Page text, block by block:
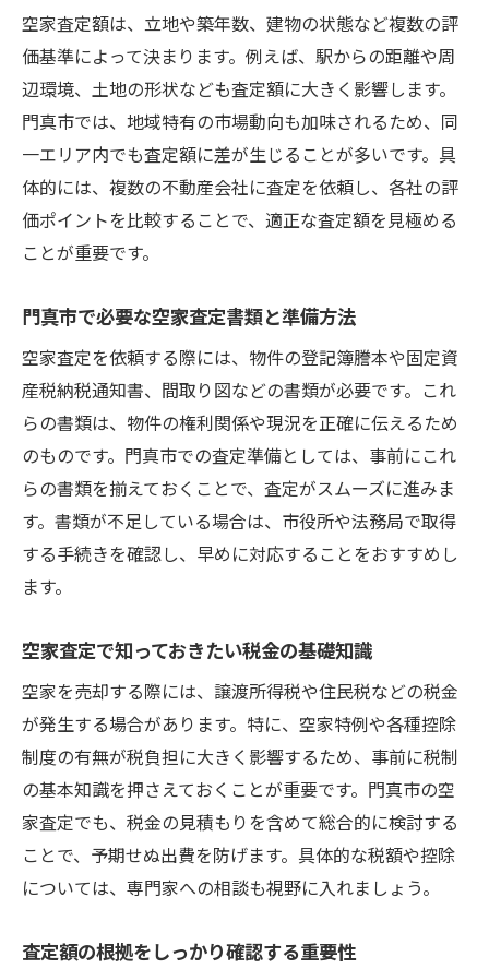
空家査定額は、立地や築年数、建物の状態など複数の評
価基準によって決まります。例えば、駅からの距離や周
辺環境、土地の形状なども査定額に大きく影響します。
門真市では、地域特有の市場動向も加味されるため、同
一エリア内でも査定額に差が生じることが多いです。具
体的には、複数の不動産会社に査定を依頼し、各社の評
価ポイントを比較することで、適正な査定額を見極める
ことが重要です。
門真市で必要な空家査定書類と準備方法
空家査定を依頼する際には、物件の登記簿謄本や固定資
産税納税通知書、間取り図などの書類が必要です。これ
らの書類は、物件の権利関係や現況を正確に伝えるため
のものです。門真市での査定準備としては、事前にこれ
らの書類を揃えておくことで、査定がスムーズに進みま
す。書類が不足している場合は、市役所や法務局で取得
する手続きを確認し、早めに対応することをおすすめし
ます。
空家査定で知っておきたい税金の基礎知識
空家を売却する際には、譲渡所得税や住民税などの税金
が発生する場合があります。特に、空家特例や各種控除
制度の有無が税負担に大きく影響するため、事前に税制
の基本知識を押さえておくことが重要です。門真市の空
家査定でも、税金の見積もりを含めて総合的に検討する
ことで、予期せぬ出費を防げます。具体的な税額や控除
については、専門家への相談も視野に入れましょう。
査定額の根拠をしっかり確認する重要性